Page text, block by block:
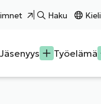
Haku Kieli
Jäsenyys Työelämä